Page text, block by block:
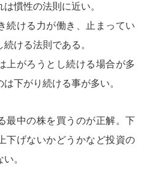
慣性の法則に近い。
続ける力が働き、止まってい
ける法則である。
上がろうとし続ける場合が多
下がり続ける事が多い。
最中の株を買うのが正解。下
下げないかどうかなど投資の
。